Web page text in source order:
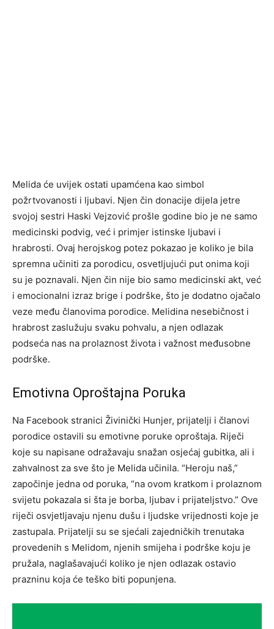
Melida će uvijek ostati upamćena kao simbol
požrtvovanosti i ljubavi. Njen čin donacije dijela jetre
svojoj sestri Haski Vejzović prošle godine bio je ne samo
medicinski podvig, već i primjer istinske ljubavi i
hrabrosti. Ovaj herojskog potez pokazao je koliko je bila
spremna učiniti za porodicu, osvetljujući put onima koji
su je poznavali. Njen čin nije bio samo medicinski akt, već
i emocionalni izraz brige i podrške, što je dodatno ojačalo
veze među članovima porodice. Melidina nesebičnost i
hrabrost zaslužuju svaku pohvalu, a njen odlazak
podseća nas na prolaznost života i važnost međusobne
podrške.
Emotivna Oproštajna Poruka
Na Facebook stranici Živinički Hunjer, prijatelji i članovi
porodice ostavili su emotivne poruke oproštaja. Riječi
koje su napisane odražavaju snažan osjećaj gubitka, ali i
zahvalnost za sve što je Melida učinila. “Heroju naš,”
započinje jedna od poruka, “na ovom kratkom i prolaznom
svijetu pokazala si šta je borba, ljubav i prijateljstvo.” Ove
riječi osvjetljavaju njenu dušu i ljudske vrijednosti koje je
zastupala. Prijatelji su se sjećali zajedničkih trenutaka
provedenih s Melidom, njenih smijeha i podrške koju je
pružala, naglašavajući koliko je njen odlazak ostavio
prazninu koja će teško biti popunjena.